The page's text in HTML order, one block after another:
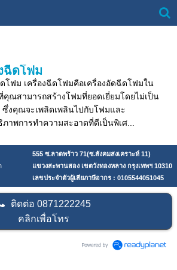
ฉีดโฟม
ดโฟม เครื่องฉีดโฟมคือเครื่องอัดฉีดโฟมใน
คุณสามารถสร้างโฟมที่ยอดเยี่ยมโดยไม่เป็น
ซึ่งคุณจะเพลิดเพลินไปกับโฟมและ
าพการทำความสะอาดที่ดีเป็นพิเศ...
555 ซ.ลาดพร้าว 71(ซ.สังคมสงเคราะห์ 11)
แขวงสะพานสอง เขตวังทองหลาง กรุงเทพฯ 10310
เลขประจำตัวผู้เสียภาษีอากร : 0105544051045
ติดต่อ0871222245
คลิกเพื่อโทร